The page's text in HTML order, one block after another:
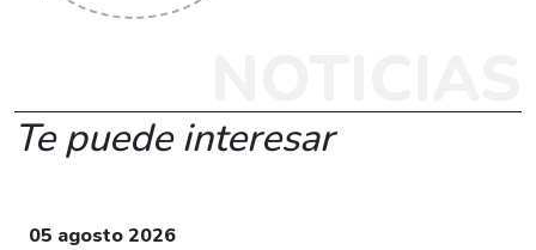
Te puede interesar
05 agosto 2026